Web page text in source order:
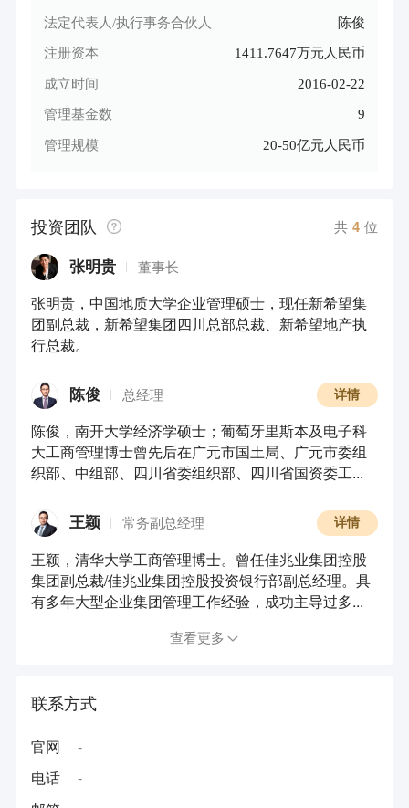
法定代表人/执行事务合伙人 陈俊
注册资本 1411.7647万元人民币
成立时间 2016-02-22
管理基金数 9
管理规模 20-50亿元人民币
投资团队 共 4 位
张明贵 董事长
张明贵，中国地质大学企业管理硕士，现任新希望集
团副总裁，新希望集团四川总部总裁、新希望地产执
行总裁。
陈俊 总经理
陈俊，南开大学经济学硕士；葡萄牙里斯本及电子科
大工商管理博士曾先后在广元市国土局、广元市委组
织部、中组部、四川省委组织部、四川省国资委工...
详情
王颖 常务副总经理
王颖，清华大学工商管理博士。曾任佳兆业集团控股
集团副总裁/佳兆业集团控股投资银行部副总经理。具
有多年大型企业集团管理工作经验，成功主导过多...
详情
查看更多
联系方式
官网
-
电话
-